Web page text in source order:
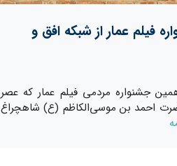
فیلم عمار از شبکه افق و
جشنواره مردمی فیلم عمار که عصر
مقدس حضرت احمد بن موسی‌الکاظم (ع) شاهچراغ